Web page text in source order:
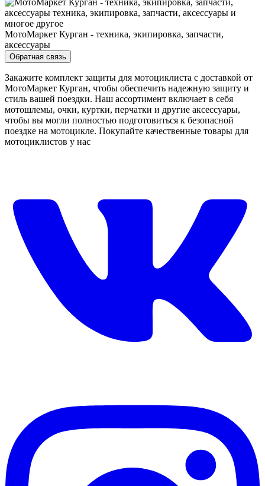
МотоМаркет Курган - техника, экипировка, запчасти,
аксессуары
Обратная связь
Закажите комплект защиты для мотоциклиста с доставкой от
МотоМаркет Курган, чтобы обеспечить надежную защиту и
стиль вашей поездки. Наш ассортимент включает в себя
мотошлемы, очки, куртки, перчатки и другие аксессуары,
чтобы вы могли полностью подготовиться к безопасной
поездке на мотоцикле. Покупайте качественные товары для
мотоциклистов у нас